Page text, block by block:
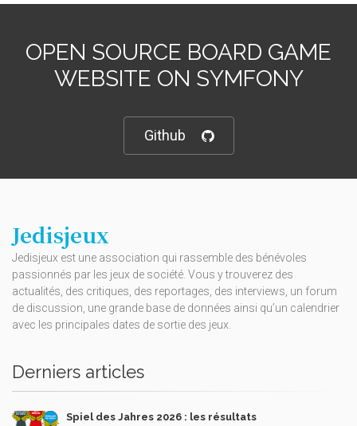
OPEN SOURCE BOARD GAME
WEBSITE ON SYMFONY
Github
Jedisjeux
Jedisjeux est une association qui rassemble des bénévoles
passionnés par les jeux de société. Vous y trouverez des
actualités, des critiques, des reportages, des interviews, un forum
de discussion, une grande base de données ainsi qu’un calendrier
avec les principales dates de sortie des jeux.
Derniers articles
Spiel des Jahres 2026 : les résultats